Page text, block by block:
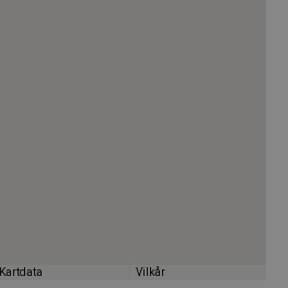
Kartdata Vilkår